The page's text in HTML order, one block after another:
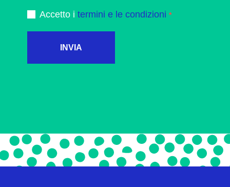
Accetto i termini e le condizioni
INVIA